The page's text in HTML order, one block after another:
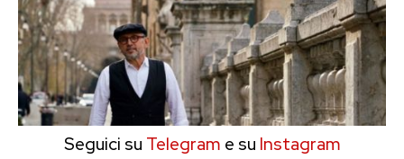
Seguici su Telegram e su Instagram